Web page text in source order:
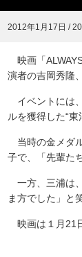
2012年1月17日 /
映画「
演者の吉岡秀隆
イベントには
ルを獲得した“東
当時の金メダ
子で、「先輩た
一方、三浦は
ま方でした」と
映画は１月21